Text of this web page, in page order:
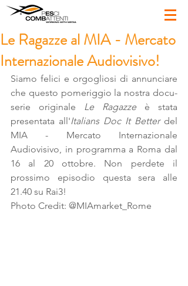
Le Ragazze al MIA - Mercato
Internazionale Audiovisivo!
Siamo felici e orgogliosi di annunciare
che questo pomeriggio la nostra docu-
serie originale Le Ragazze è stata
presentata all'Italians Doc It Better del
MIA - Mercato Internazionale
Audiovisivo, in programma a Roma dal
16 al 20 ottobre. Non perdete il
prossimo episodio questa sera alle
21.40 su Rai3!
Photo Credit: @MIAmarket_Rome